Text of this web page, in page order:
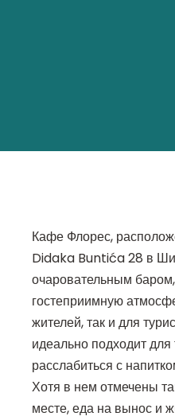
Кафе Флорес,
Didaka Buntića 28 в
очаровательным
гостеприимную
жителей, так и для
идеально подходит для
расслабиться с
Хотя в нем отмечены
месте, еда на вынос и